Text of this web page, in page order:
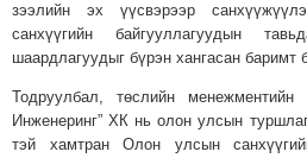
"ОУВС"-
ТОЙРОНД
"ЖИ
зээлийн эх үүсвэрээр
санхүүгийн байгууллагуудын
шаардлагуудыг бүрэн хангасан баримт
Тодруулбал, төслийн
Инженеринг” ХК нь олон улсын
тэй хамтран Олон улсын